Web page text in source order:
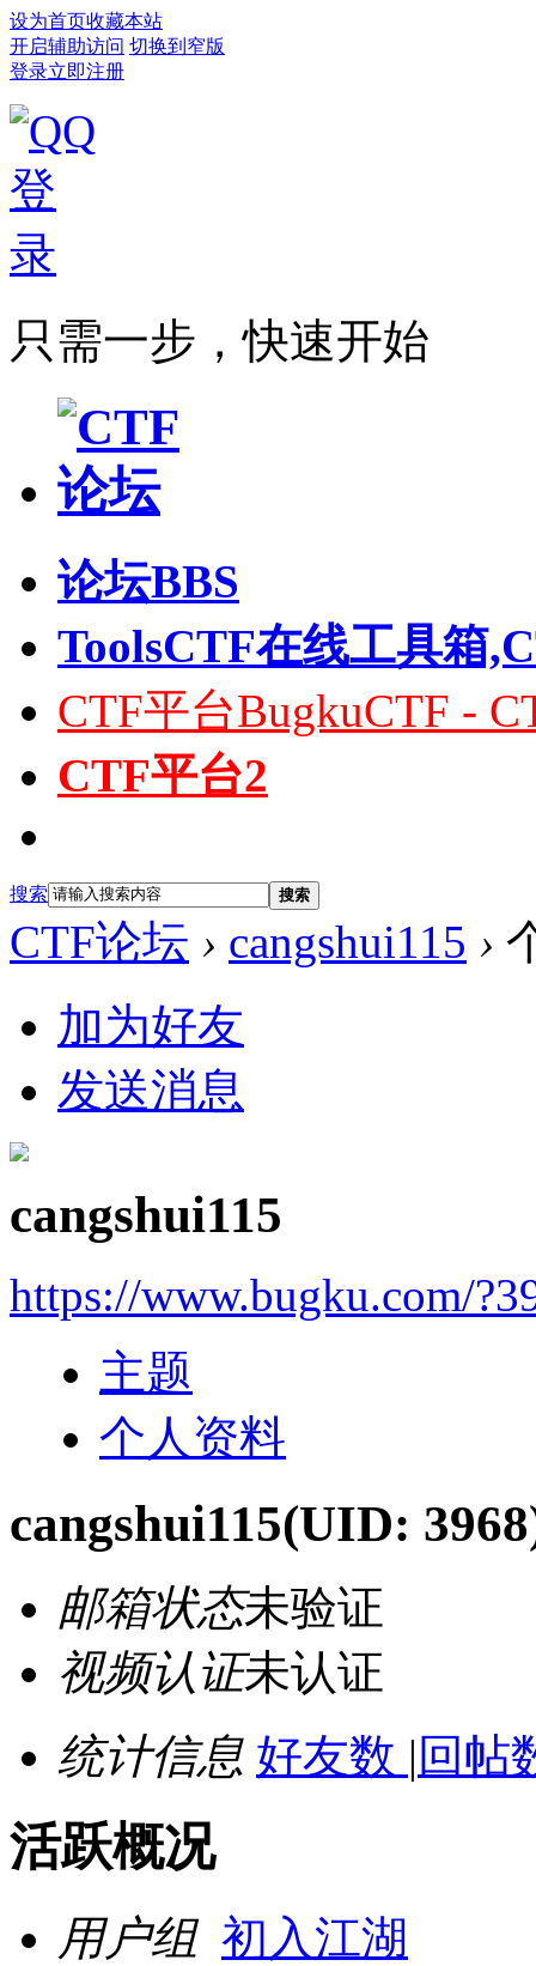
设为首页收藏本站
开启辅助访问 切换到窄版
登录立即注册
只需一步，快速开始
论坛BBS
ToolsCTF在线工具箱
CTF平台BugkuCTF -
CTF平台2
搜索 搜索
CTF论坛 › cangshui115 ›
加为好友
发送消息
cangshui115
https://www.bugku.com/
主题
个人资料
cangshui115(UID:
邮箱状态未验证
视频认证未认证
统计信息 好友数 | 回帖
活跃概况
用户组 初入江湖